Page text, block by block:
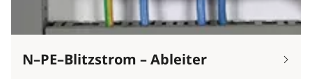
N–PE–Blitzstrom – Ableiter